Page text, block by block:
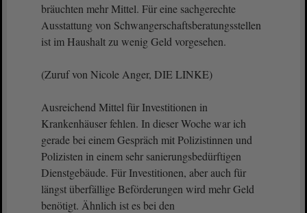
bräuchten mehr Mittel. Für eine sachgerechte
Ausstattung von Schwangerschaftsberatungsstellen
ist im Haushalt zu wenig Geld vorgesehen.
(Zuruf von Nicole Anger, DIE LINKE)
Ausreichend Mittel für Investitionen in
Krankenhäuser fehlen. In dieser Woche war ich
gerade bei einem Gespräch mit Polizistinnen und
Polizisten in einem sehr sanierungsbedürftigen
Dienstgebäude. Für Investitionen, aber auch für
längst überfällige Beförderungen wird mehr Geld
benötigt. Ähnlich ist es bei den